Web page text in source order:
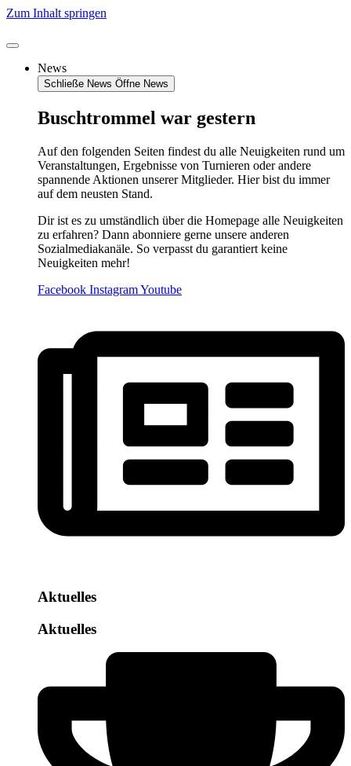
Zum Inhalt springen
News
Schließe News Öffne News
Buschtrommel war gestern
Auf den folgenden Seiten findest du alle Neuigkeiten rund um
Veranstaltungen, Ergebnisse von Turnieren oder andere
spannende Aktionen unserer Mitglieder. Hier bist du immer
auf dem neusten Stand.
Dir ist es zu umständlich über die Homepage alle Neuigkeiten
zu erfahren? Dann abonniere gerne unsere anderen
Sozialmediakanäle. So verpasst du garantiert keine
Neuigkeiten mehr!
Facebook InstagramYoutube
Aktuelles
Aktuelles